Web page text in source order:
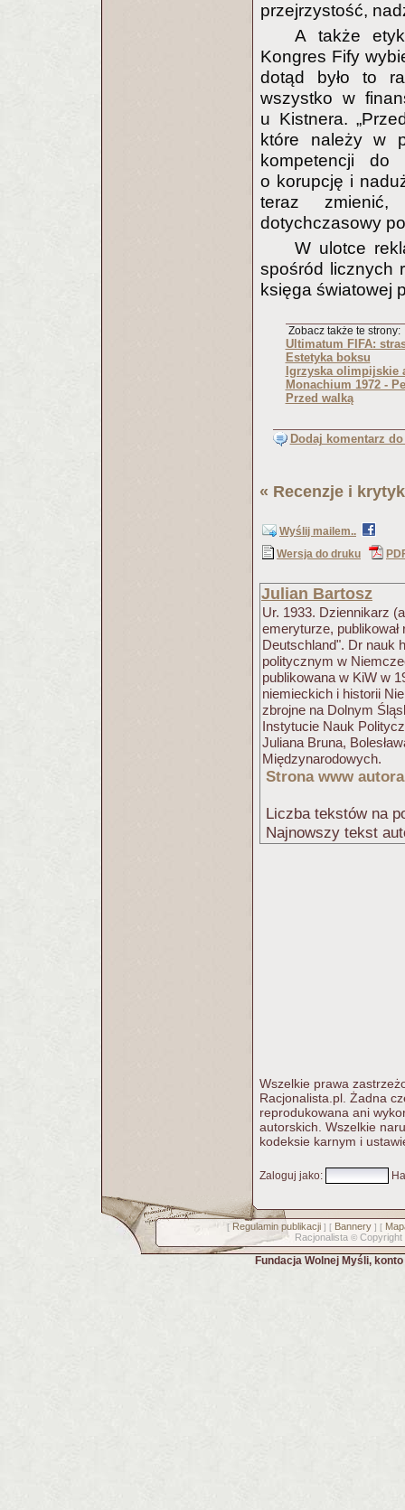
przejrzystość,
A także
Kongres Fify
dotąd było to
wszystko w
u Kistnera.
które należy w
kompetencji do
o korupcję i
teraz zmienić,
dotychczasowy
W ulotce
spośród licznych
księga światowej
Zobacz także te strony:
Ultimatum FIFA:
Estetyka boksu
Igrzyska olimpijskie
Monachium 1972 -
Przed walką
Dodaj komentarz
« Recenzje i
Wyślij mailem..
Wersja do druku
Julian Bartosz
Ur. 1933. Dziennikarz
emeryturze,
Deutschland". Dr nauk
politycznym w
publikowana w KiW w
niemieckich i historii
zbrojne na Dolnym
Instytucie Nauk
Juliana Bruna,
Międzynarodowych.
Strona www autora
Liczba tekstów na
Najnowszy tekst
Wszelkie prawa
Racjonalista.pl. Żadna
reprodukowana ani
autorskich. Wszelkie
kodeksie karnym i
Zaloguj jako:
[ Regulamin publikacji] [ Bannery] [
Racjonalista © Copyright
Fundacja Wolnej Myśli,